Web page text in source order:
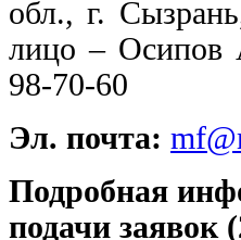
обл., г.
лицо – Осипов
98-70-60
Эл. почта:
Подробная
подачи заявок